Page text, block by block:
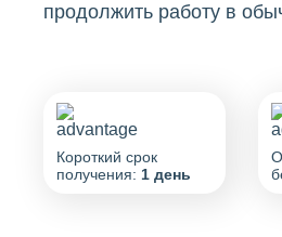
продолжить работу в
Короткий срок
получения: 1 день